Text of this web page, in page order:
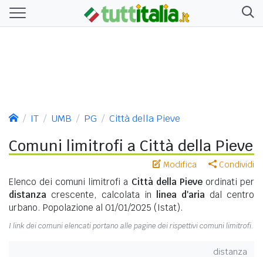
IT UMB PG Città della Pieve
Comuni limitrofi a Città della Pieve
Modifica Condividi
Elenco dei comuni limitrofi a Città della Pieveordinati per
distanza crescente, calcolata in linea d'aria dal centro
urbano. Popolazione al 01/01/2025 (Istat).
I link dei comuni elencati portano alle pagine dei rispettivi comuni limitrofi.
distanza